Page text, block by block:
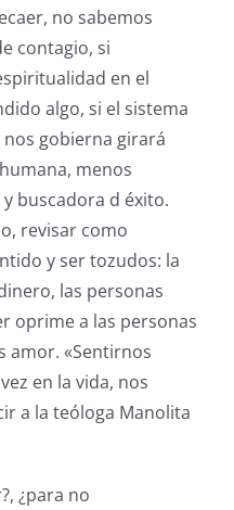
no sabemos
contagio, si
en el
algo, si el sistema
gobierna girará
menos
buscadora d éxito.
revisar como
y ser tozudos: la
las personas
oprime a las personas
amor. «Sentirnos
en la vida, nos
a la teóloga Manolita
¿para no